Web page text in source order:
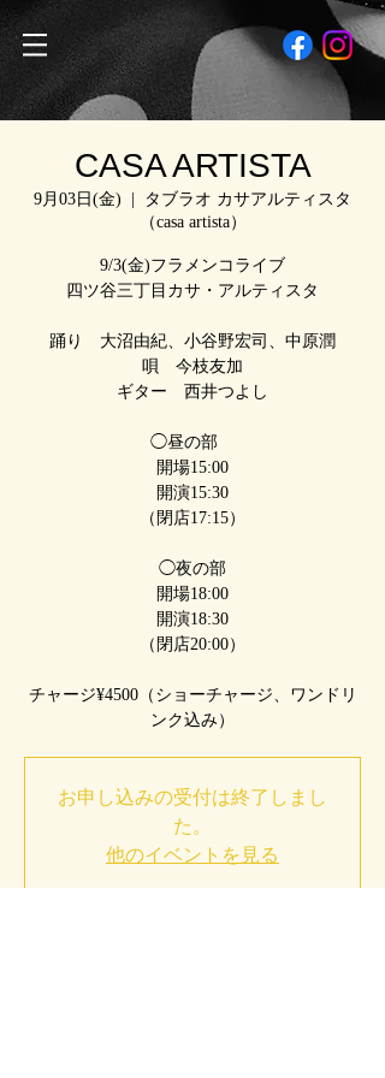
CASA ARTISTA
9月03日(金)
タブラオ カサアルティスタ
（casa artista）
9/3(金)フラメンコライブ
四ツ谷三丁目カサ・アルティスタ
踊り 大沼由紀、小谷野宏司、中原潤
唄 今枝友加
ギター 西井つよし
◯昼の部
開場15:00
開演15:30
（閉店17:15）
◯夜の部
開場18:00
開演18:30
（閉店20:00）
チャージ¥4500（ショーチャージ、ワンドリ
ンク込み）
お申し込みの受付は終了しまし
た。
他のイベントを見る